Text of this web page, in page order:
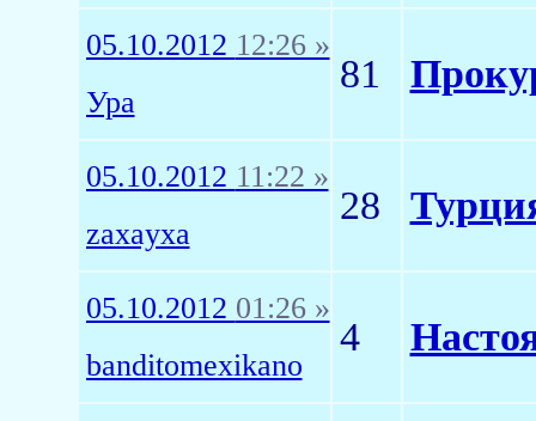
05.10.2012 12:26 »
Ура
81
05.10.2012 11:22 »
zaxayxa
28
05.10.2012 01:26 »
banditomexikano
4